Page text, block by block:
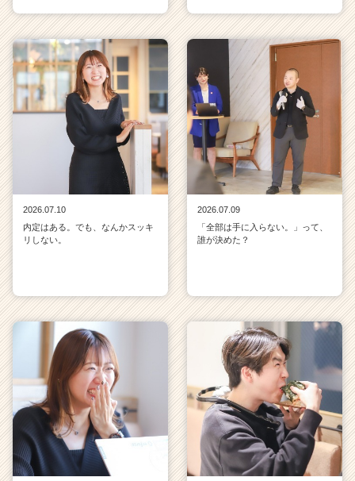
2026.07.10
内定はある。でも、なんかスッキ
リしない。
2026.07.09
「全部は手に入らない。」って、
誰が決めた？